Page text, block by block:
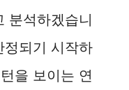
분석하겠습니
되기 시작하
을 보이는 연